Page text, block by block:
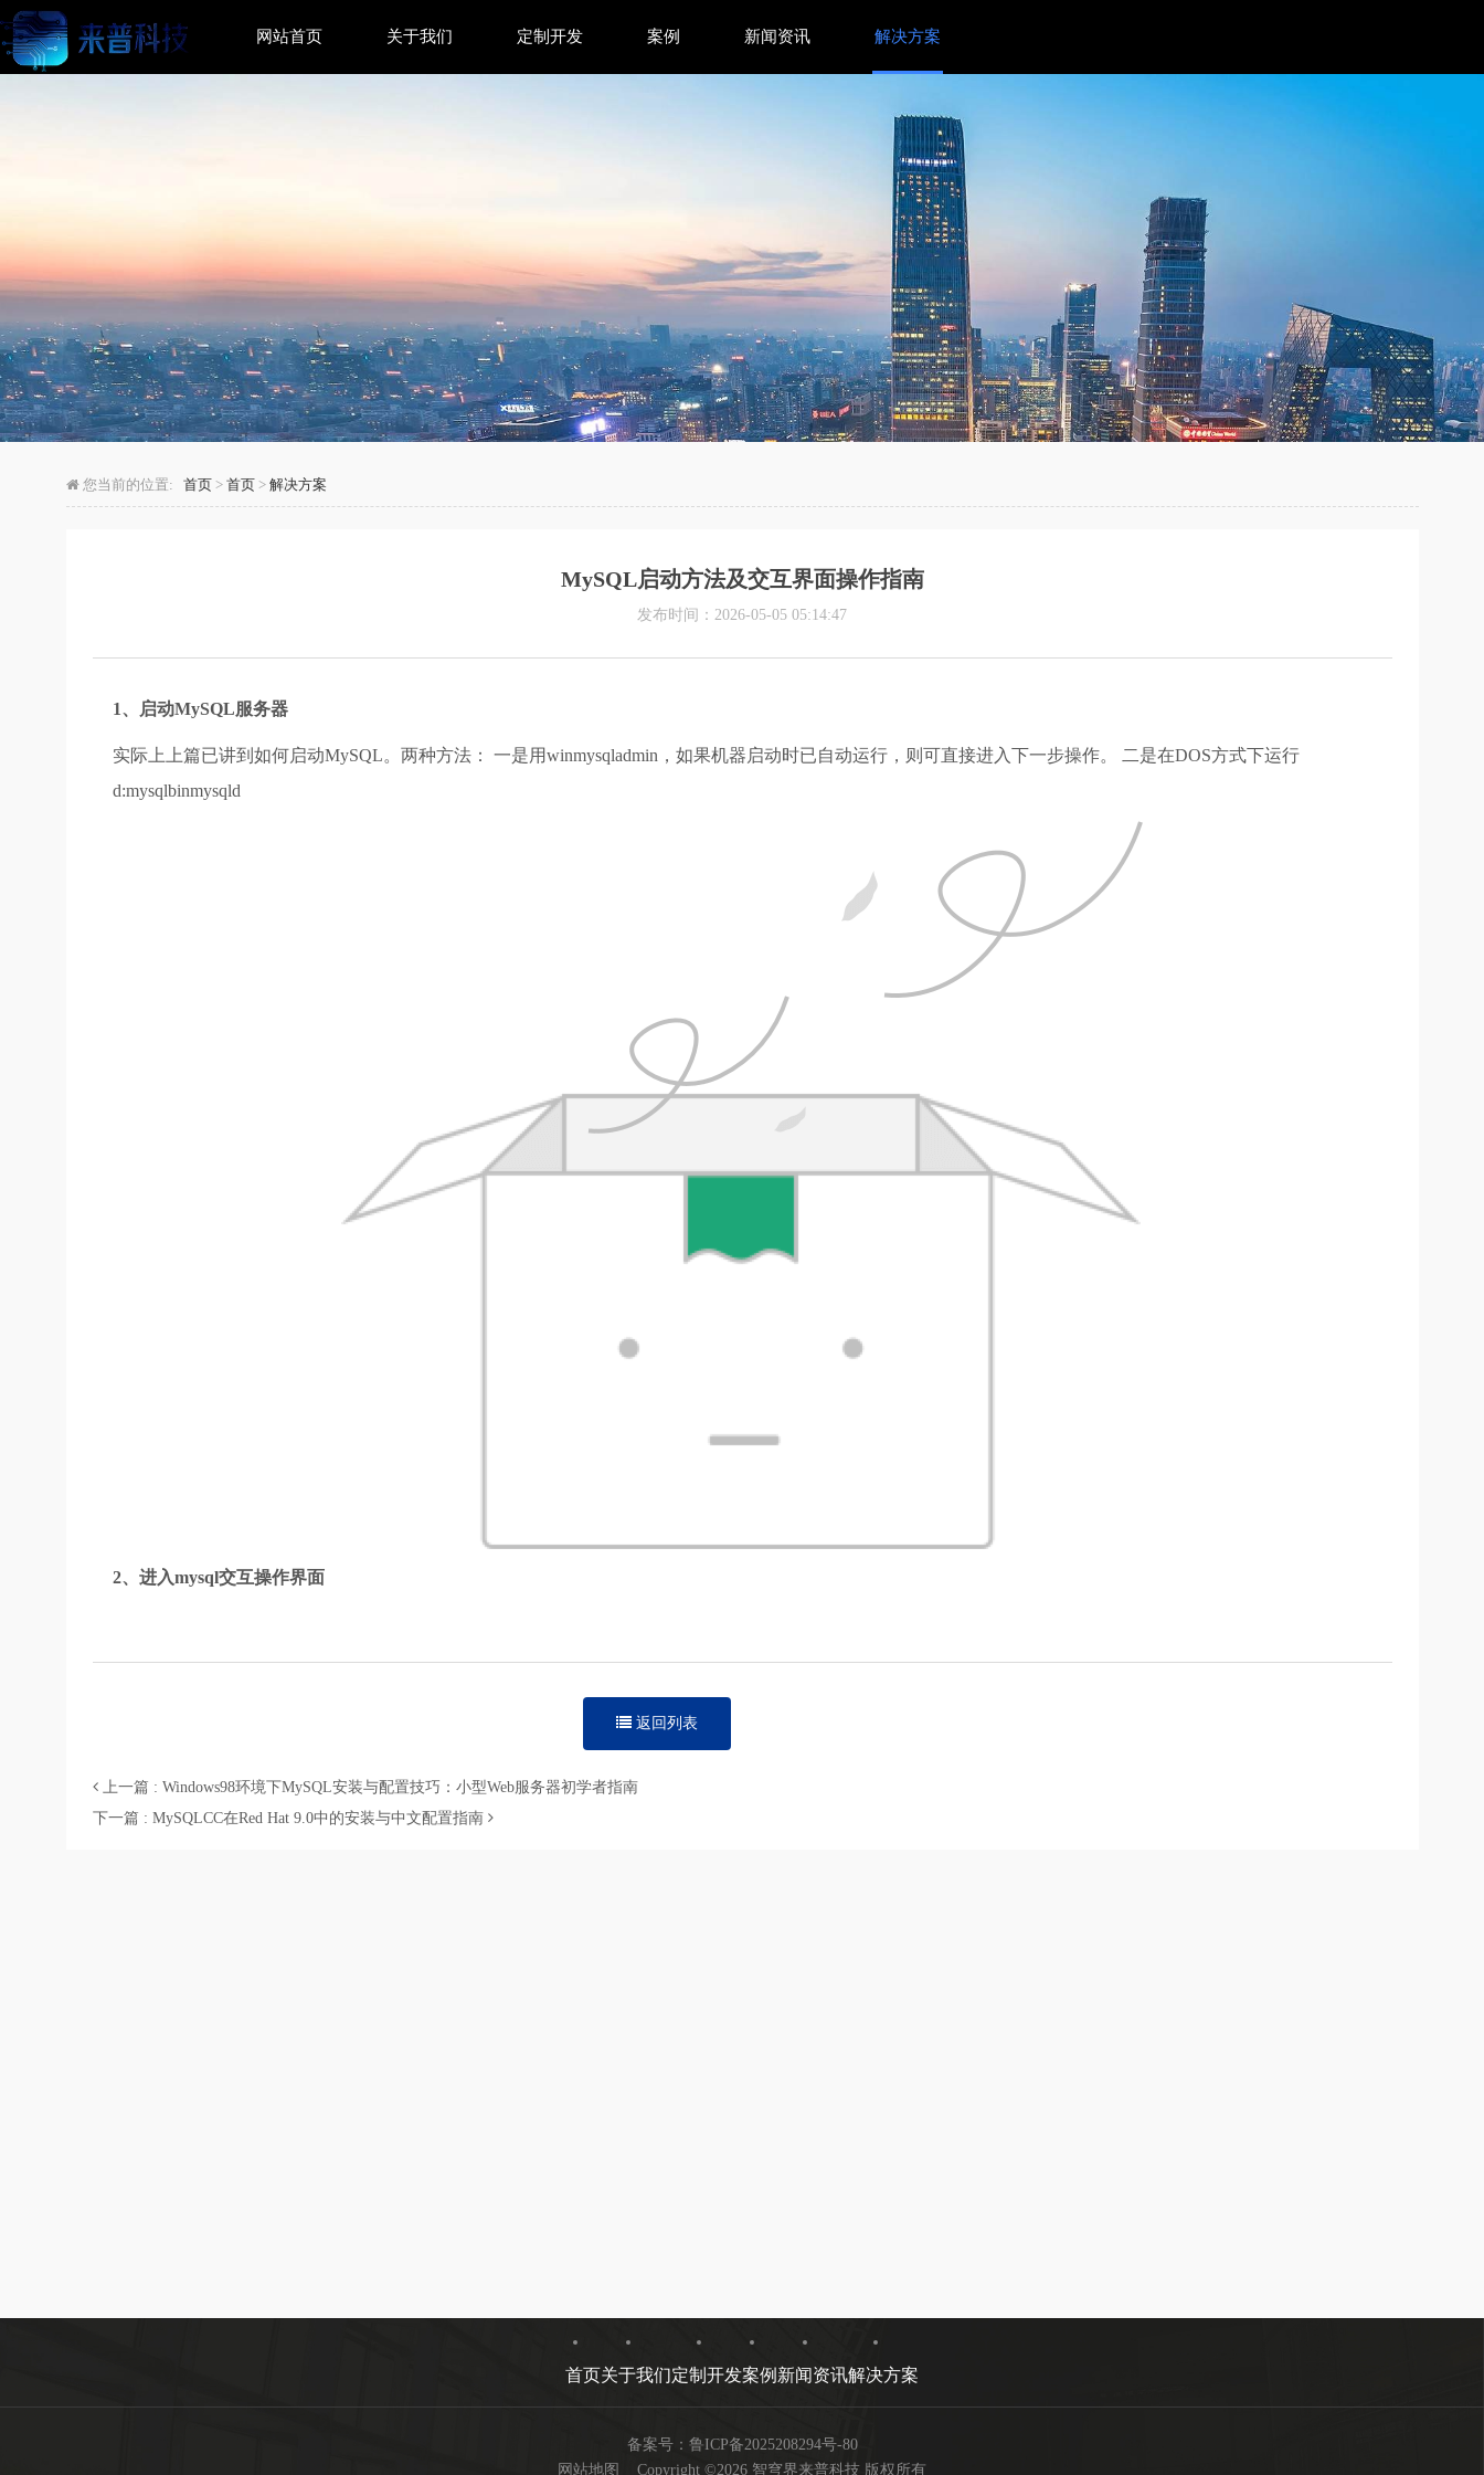
MySQL启动方法及交互界面操作指南
网站首页 关于我们 定制开发 案例 新闻资讯 解决方案
您当前的位置: 首页 > 首页 > 解决方案
MySQL启动方法及交互界面操作指南
发布时间：2026-05-05 05:14:47
1、启动MySQL服务器
实际上上篇已讲到如何启动MySQL。两种方法： 一是用winmysqladmin，如果机器启动时已自动运行，则可直接进入下一步操作。 二是在DOS方式下运行
d:mysqlbinmysqld
2、进入mysql交互操作界面
返回列表
上一篇 : Windows98环境下MySQL安装与配置技巧：小型Web服务器初学者指南
下一篇 : MySQLCC在Red Hat 9.0中的安装与中文配置指南
首页关于我们定制开发案例 新闻资讯解决方案
备案号： 鲁ICP备2025208294号-80
网站地图
Copyright ©2026 智穹界来普科技 版权所有